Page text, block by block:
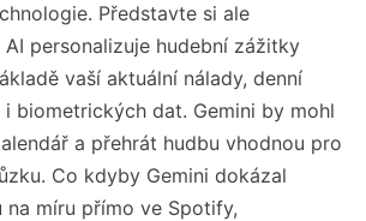
Představte si ale
personalizuje hudební zážitky
vaší aktuální nálady, denní
biometrických dat. Gemini by mohl
a přehrát hudbu vhodnou pro
Co kdyby Gemini dokázal
na míru přímo ve Spotify,